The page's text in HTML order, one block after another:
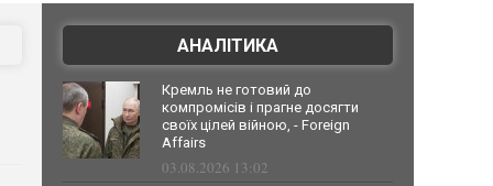
АНАЛІТИКА
Кремль не готовий до
компромісів і прагне досягти
своїх цілей війною, - Foreign
Affairs
03.08.2026 13:02